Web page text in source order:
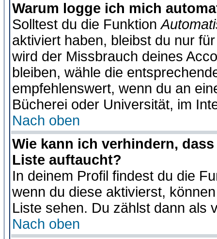
Warum logge ich mich
Solltest du die Funktion
aktiviert haben, bleibst du nur
wird der Missbrauch deines
bleiben, wähle die
empfehlenswert, wenn du an
Bücherei oder Universität, im
Nach oben
Wie kann ich verhindern,
Liste auftaucht?
In deinem Profil findest du die
wenn du diese aktivierst,
Liste sehen. Du zählst dann als
Nach oben